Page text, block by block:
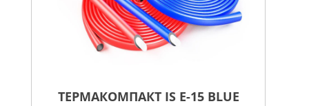
ТЕРМАКОМПАКТ IS E-15 BLUE